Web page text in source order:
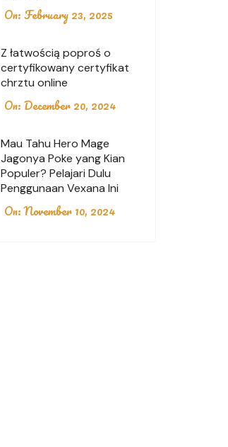
On:February 23, 2025
Z łatwością poproś o
certyfikowany certyfikat
chrztu online
On:December 20, 2024
Mau Tahu Hero Mage
Jagonya Poke yang Kian
Populer? Pelajari Dulu
Penggunaan Vexana Ini
On:November 10, 2024